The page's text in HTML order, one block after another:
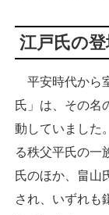
江戸氏の
平安時代から
氏」は、その名
動していました
る秩父平氏の一
氏のほか、畠山
され、いずれも